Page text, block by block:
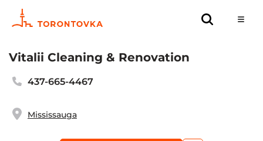
Vitalii Cleaning & Renovation
437-665-4467
Mississauga